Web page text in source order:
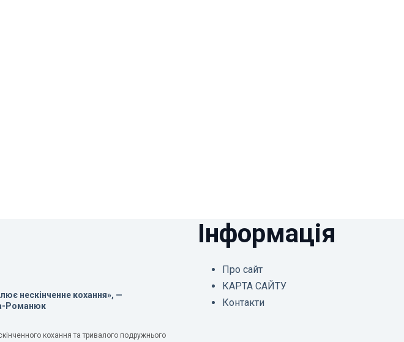
нескінченне кохання», —
Романюк
кохання та тривалого подружнього
Інформація
Про сайт
КАРТА САЙТУ
Контакти